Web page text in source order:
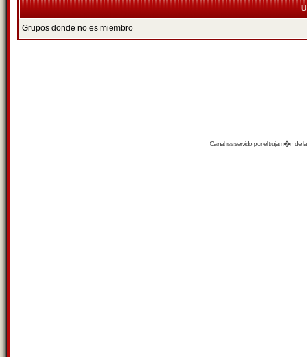
Grupos donde no es miembro
Canalrssservido por eltrujam�nde